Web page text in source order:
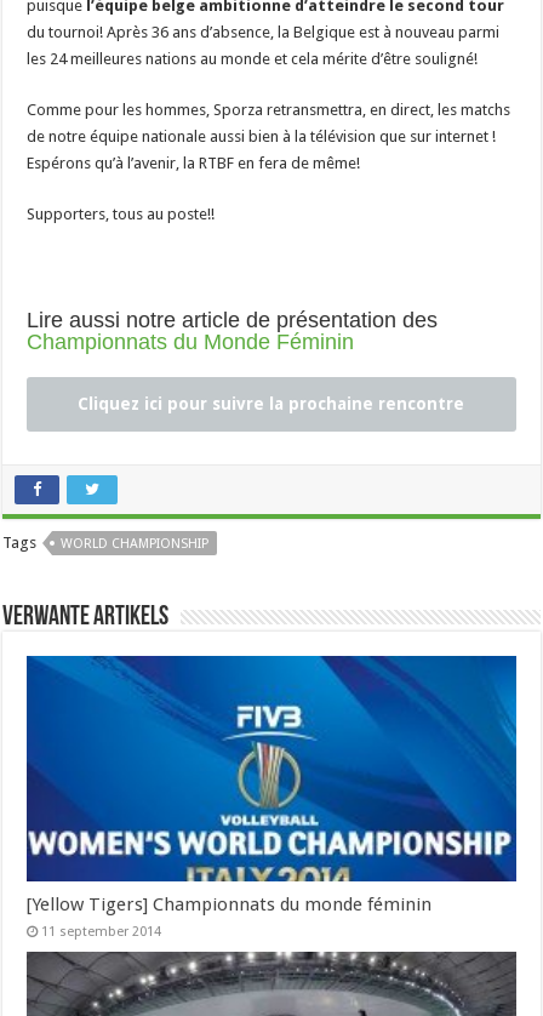
puisque l’équipe belge ambitionne d’atteindre le second tour
du tournoi! Après 36 ans d’absence, la Belgique est à nouveau parmi
les 24 meilleures nations au monde et cela mérite d’être souligné!
Comme pour les hommes, Sporza retransmettra, en direct, les matchs
de notre équipe nationale aussi bien à la télévision que sur internet !
Espérons qu’à l’avenir, la RTBF en fera de même!
Supporters, tous au poste!!
Lire aussi notre article de présentation des
Championnats du Monde Féminin
Cliquez ici pour suivre la prochaine rencontre
Tags WORLD CHAMPIONSHIP
Verwante artikels
[Yellow Tigers] Championnats du monde féminin
11 september 2014